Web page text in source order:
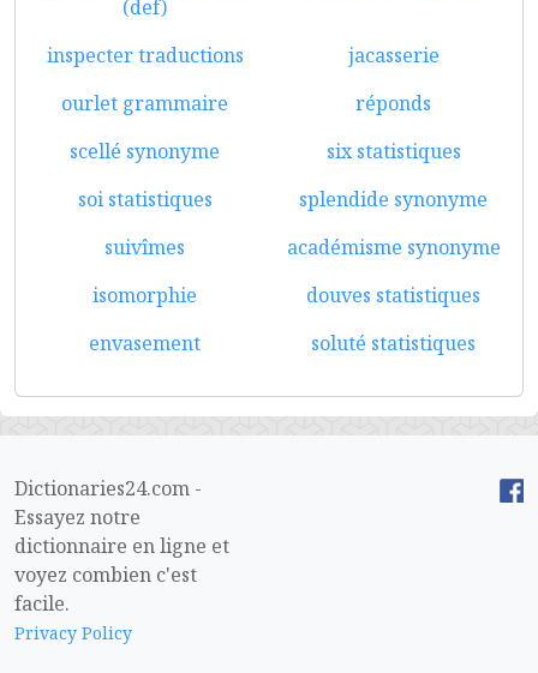
(def)
inspecter traductions
jacasserie
ourlet grammaire
réponds
scellé synonyme
six statistiques
soi statistiques
splendide synonyme
suivîmes
académisme synonyme
isomorphie
douves statistiques
envasement
soluté statistiques
Dictionaries24.com -
Essayez notre
dictionnaire en ligne et
voyez combien c'est
facile.
Privacy Policy